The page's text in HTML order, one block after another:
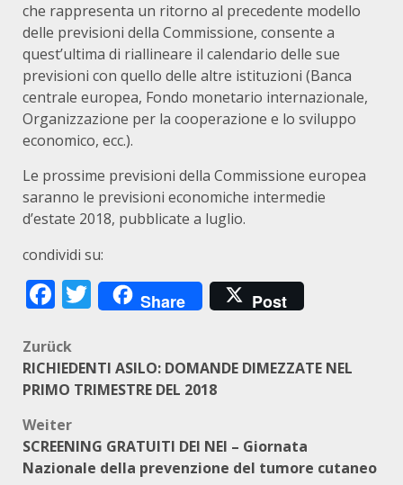
che rappresenta un ritorno al precedente modello
delle previsioni della Commissione, consente a
quest’ultima di riallineare il calendario delle sue
previsioni con quello delle altre istituzioni (Banca
centrale europea, Fondo monetario internazionale,
Organizzazione per la cooperazione e lo sviluppo
economico, ecc.).
Le prossime previsioni della Commissione europea
saranno le previsioni economiche intermedie
d’estate 2018, pubblicate a luglio.
condividi su:
Facebook
Twitter
Share Post
Beitragsnavigation
Zurück
RICHIEDENTI ASILO: DOMANDE DIMEZZATE NEL
PRIMO TRIMESTRE DEL 2018
Weiter
SCREENING GRATUITI DEI NEI – Giornata
Nazionale della prevenzione del tumore cutaneo